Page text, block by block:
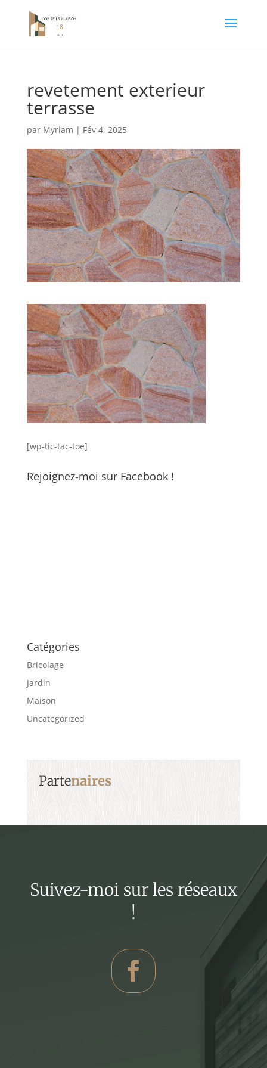
revetement exterieur
terrasse
par Myriam | Fév 4, 2025
[wp-tic-tac-toe]
Rejoignez-moi sur Facebook !
Catégories
Bricolage
Jardin
Maison
Uncategorized
Partenaires
Suivez-moi sur les réseaux
!